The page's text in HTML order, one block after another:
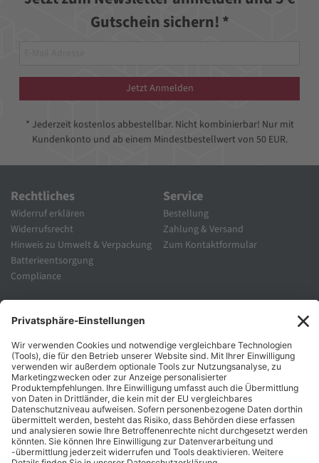
Gutschein sichern! *
Jetzt Anmelden
* Jederzeit kostenlos abbestellbar. Nicht kombinierbar! Nur mit
Kundenkonto und ab einem Mindestbestellwert von 50 EUR.
Rechtliches
Widerruf erklären
Widerrufsrecht
Hinweis zu Umwelt & Verpackung
Batterieentsorgung
Compliance
Service
Bestellung
Zahlung & Versand
Zum Kontaktformular
Unternehmen
Karriere
Zahlungsarten